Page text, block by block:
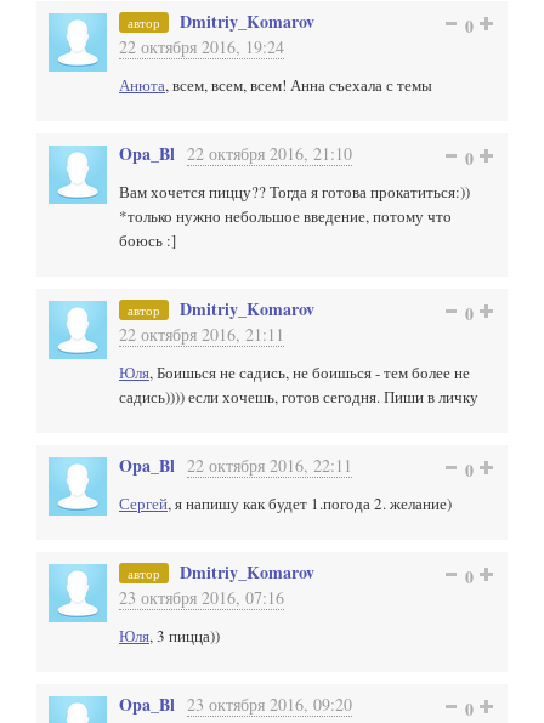
автор Dmitriy_Komarov
22 октября 2016, 19:24
0
Анюта, всем, всем, всем! Анна съехала с темы
Opa_Bl 22 октября 2016, 21:10 0
Вам хочется пиццу?? Тогда я готова прокатиться:))
*только нужно небольшое введение, потому что
боюсь :]
автор Dmitriy_Komarov
22 октября 2016, 21:11
0
Юля, Боишься не садись, не боишься - тем более не
садись)))) если хочешь, готов сегодня. Пиши в личку
Opa_Bl 22 октября 2016, 22:11 0
Сергей, я напишу как будет 1.погода 2. желание)
автор Dmitriy_Komarov
23 октября 2016, 07:16
0
Юля, 3 пицца))
Opa_Bl 23 октября 2016, 09:20 0